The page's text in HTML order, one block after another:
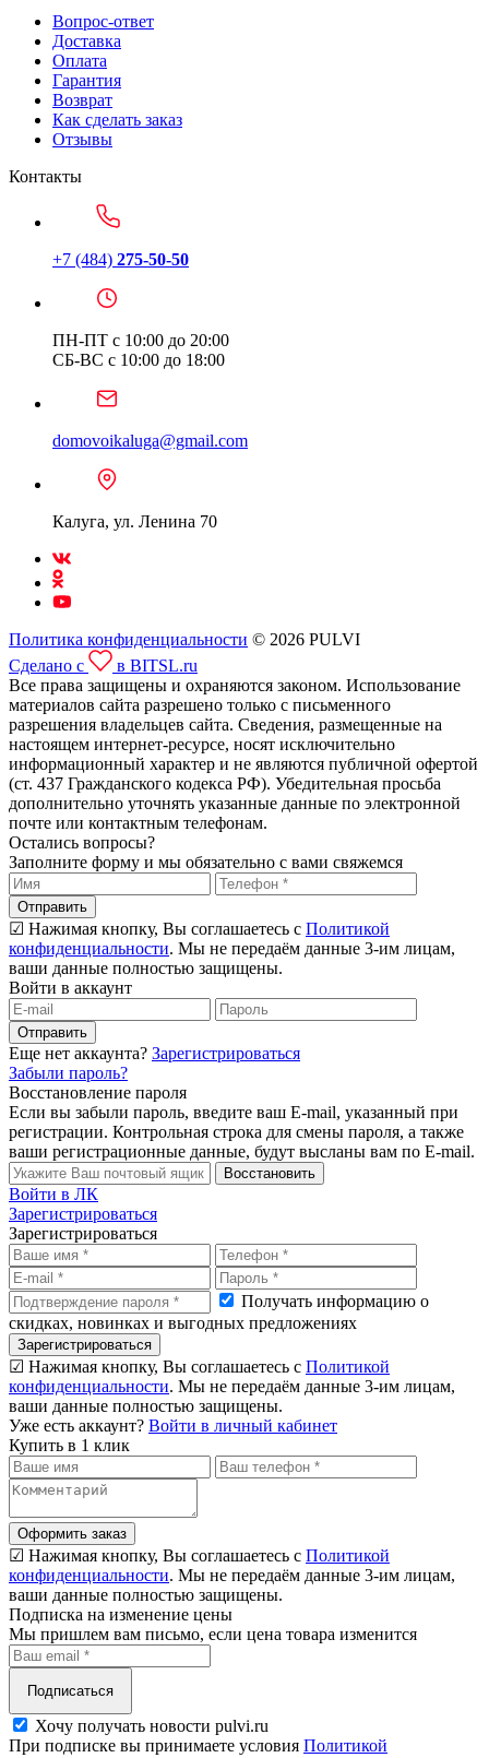
Вопрос-ответ
Доставка
Оплата
Гарантия
Возврат
Как сделать заказ
Отзывы
Контакты
+7 (484) 275-50-50
ПН-ПТ с 10:00 до 20:00
СБ-ВС с 10:00 до 18:00
domovoikaluga@gmail.com
Калуга, ул. Ленина 70
Политика конфиденциальности © 2026 PULVI
Сделано с
в BITSL.ru
Все права защищены и охраняются законом. Использование
материалов сайта разрешено только с письменного
разрешения владельцев сайта. Сведения, размещенные на
настоящем интернет-ресурсе, носят исключительно
информационный характер и не являются публичной офертой
(ст. 437 Гражданского кодекса РФ). Убедительная просьба
дополнительно уточнять указанные данные по электронной
почте или контактным телефонам.
Остались вопросы?
Заполните форму и мы обязательно с вами свяжемся
Отправить
☑ Нажимая кнопку, Вы соглашаетесь с Политикой
конфиденциальности. Мы не передаём данные 3-им лицам,
ваши данные полностью защищены.
Войти в аккаунт
Отправить
Еще нет аккаунта? Зарегистрироваться
Забыли пароль?
Восстановление пароля
Если вы забыли пароль, введите ваш E-mail, указанный при
регистрации. Контрольная строка для смены пароля, а также
ваши регистрационные данные, будут высланы вам по E-mail.
Восстановить
Войти в ЛК
Зарегистрироваться
Зарегистрироваться
Получать информацию о
скидках, новинках и выгодных предложениях
Зарегистрироваться
☑ Нажимая кнопку, Вы соглашаетесь с Политикой
конфиденциальности. Мы не передаём данные 3-им лицам,
ваши данные полностью защищены.
Уже есть аккаунт? Войти в личный кабинет
Купить в 1 клик
Оформить заказ
☑ Нажимая кнопку, Вы соглашаетесь с Политикой
конфиденциальности. Мы не передаём данные 3-им лицам,
ваши данные полностью защищены.
Подписка на изменение цены
Мы пришлем вам письмо, если цена товара изменится
Подписаться
Хочу получать новости pulvi.ru
При подписке вы принимаете условия Политикой